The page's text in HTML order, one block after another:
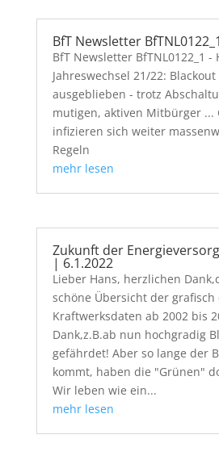
BfT Newsletter
BfT Newsletter BfTNL0122_1
Jahreswechsel 21/22:
ausgeblieben - trotz
mutigen, aktiven Mitbürger ...
infizieren sich weiter
Regeln
mehr lesen
Zukunft der
| 6.1.2022
Lieber Hans, herzlichen
schöne Übersicht der
Kraftwerksdaten ab 2002 bis
Dank,z.B.ab nun hochgradig
gefährdet! Aber so lange der
kommt, haben die "Grünen"
Wir leben wie ein...
mehr lesen